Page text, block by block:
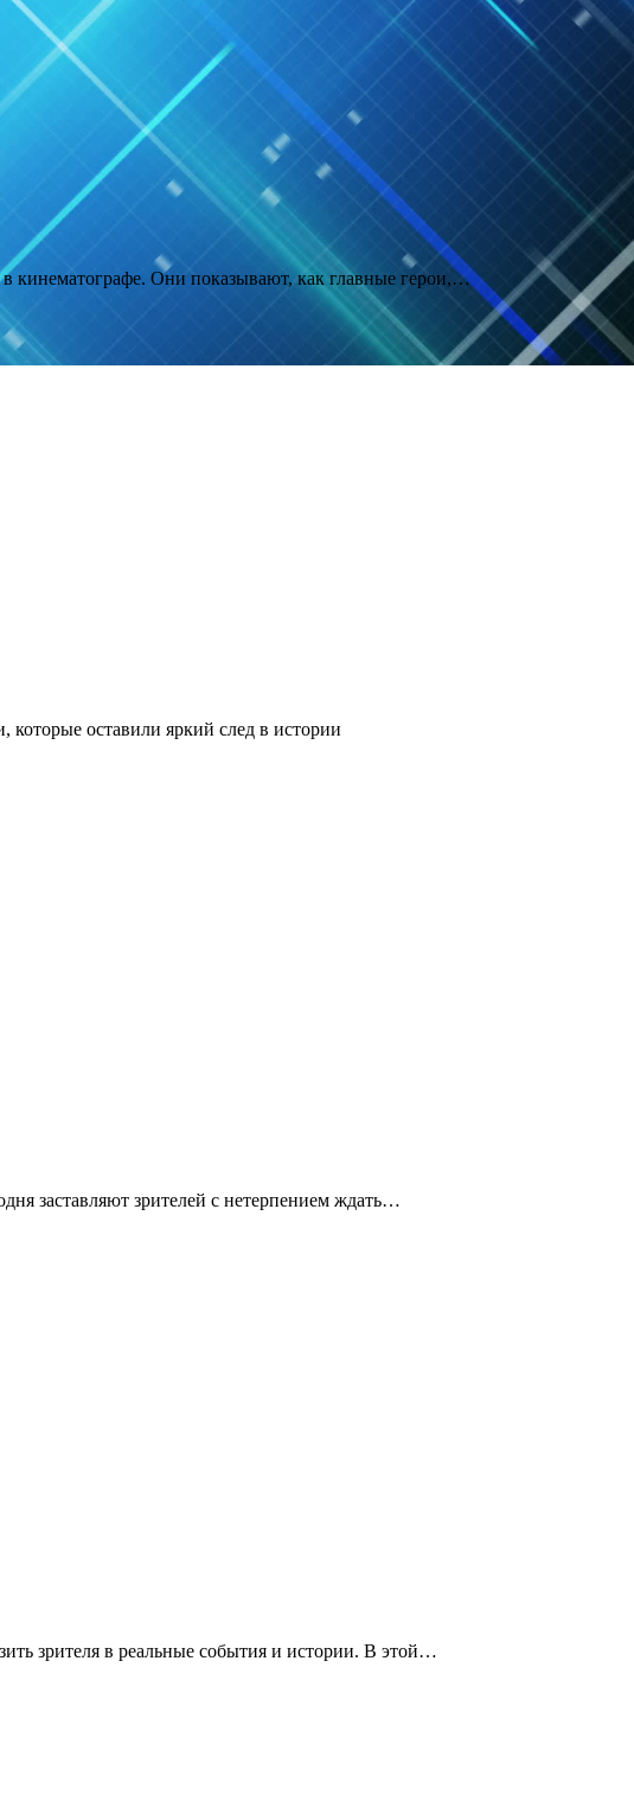
кинематографе. Они показывают, как главные герои,…
оставили яркий след в истории
заставляют зрителей с нетерпением ждать…
зрителя в реальные события и истории. В этой…